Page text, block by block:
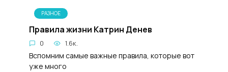
РАЗНОЕ
Правила жизни Катрин Денев
0 1.6к.
Вспомним самые важные правила, которые вот
уже много